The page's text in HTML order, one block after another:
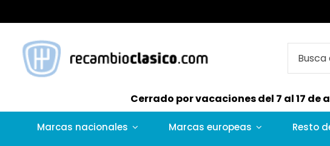
Cerrado por vacaciones del 7 al 17
Marcas nacionales Marcas europeas Resto